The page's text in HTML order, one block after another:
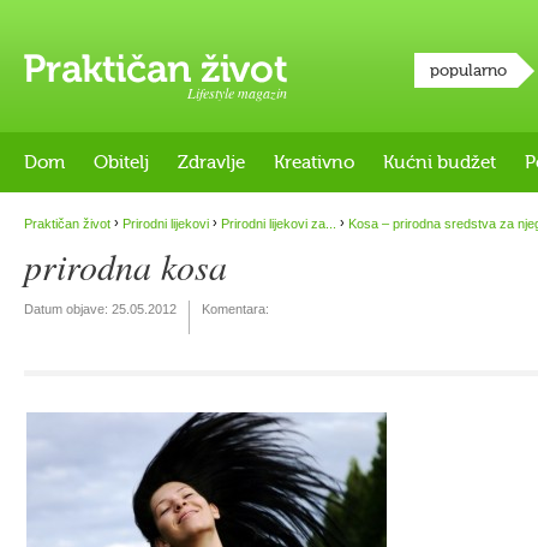
Lifestyle magazin
popularno
Dom Obitelj Zdravlje Kreativno Kućni budžet
Praktičan život › Prirodni lijekovi › Prirodni lijekovi za... › Kosa – prirodna sredstva za
prirodna kosa
Datum objave: 25.05.2012 Komentara: